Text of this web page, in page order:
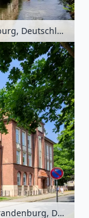
Mühlgraben in Forst, Lausitz, Brandenburg, Deutschland
Oberstufenzentrum in Forst, Lausitz, Brandenburg, Deutschland